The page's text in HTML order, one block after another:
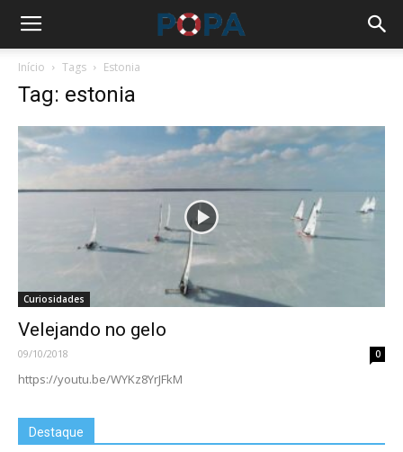
Início Tags Estonia
Tag: estonia
Curiosidades
Velejando no gelo
09/10/2018 0
https://youtu.be/WYKz8YrJFkM
Destaque